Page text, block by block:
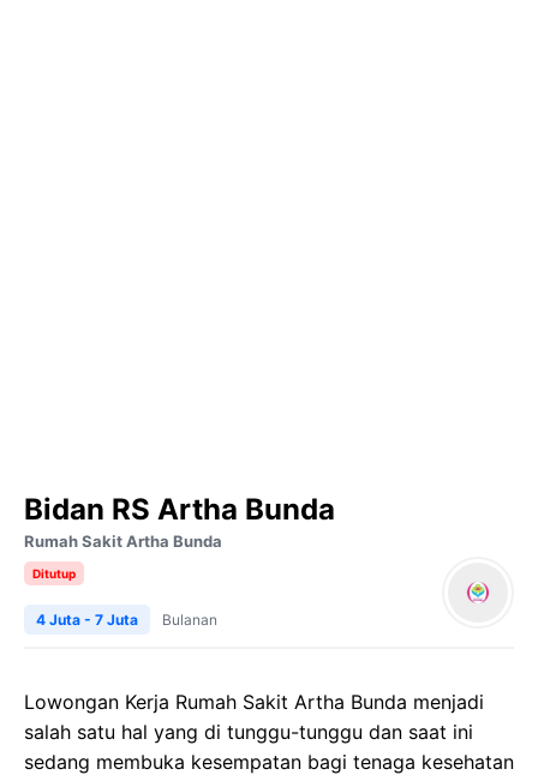
Bidan RS Artha Bunda
Rumah Sakit Artha Bunda
Ditutup
4 Juta - 7 Juta Bulanan
Lowongan Kerja Rumah Sakit Artha Bunda menjadi
salah satu hal yang di tunggu-tunggu dan saat ini
sedang membuka kesempatan bagi tenaga kesehatan